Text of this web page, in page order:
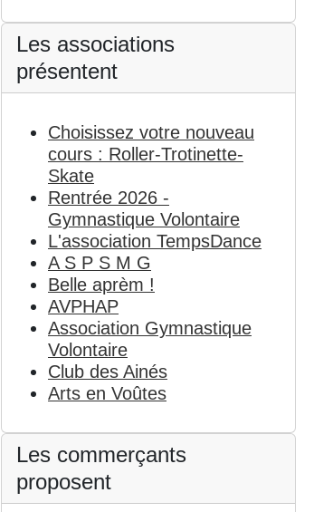
Les associations
présentent
Choisissez votre nouveau
cours : Roller-Trotinette-
Skate
Rentrée 2026 -
Gymnastique Volontaire
L'association TempsDance
A S P S M G
Belle aprèm !
AVPHAP
Association Gymnastique
Volontaire
Club des Ainés
Arts en Voûtes
Les commerçants
proposent